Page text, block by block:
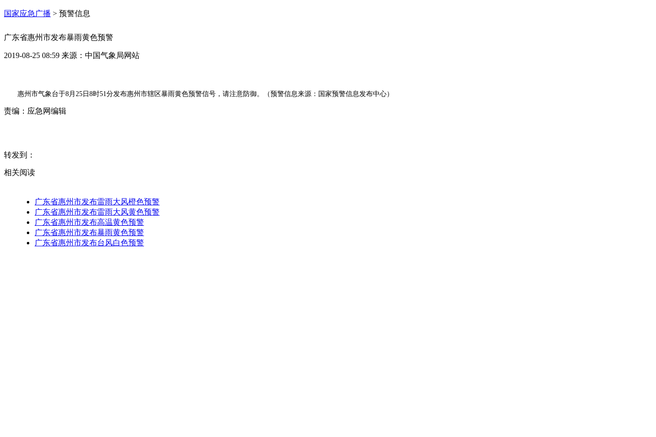
国家应急广播 > 预警信息
广东省惠州市发布暴雨黄色预警
2019-08-25 08:59 来源： 中国气象局网站
惠州市气象台于8月25日8时51分发布惠州市辖区暴雨黄色预警信号，请注意防御。（预警信息来源：国家预警信息发布中心）
责编： 应急网编辑
转发到：
相关阅读
广东省惠州市发布雷雨大风橙色预警
广东省惠州市发布雷雨大风黄色预警
广东省惠州市发布高温黄色预警
广东省惠州市发布暴雨黄色预警
广东省惠州市发布台风白色预警